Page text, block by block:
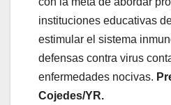
instituciones educativas
estimular el sistema
defensas contra virus
enfermedades nocivas.
Cojedes/YR.